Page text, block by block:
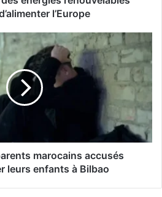
l’Europe
marocains accusés
leurs enfants à Bilbao